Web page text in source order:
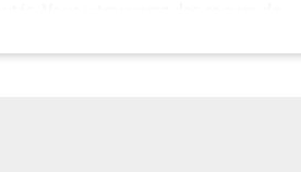
et des housses pour tablette très
et divers univers. Et